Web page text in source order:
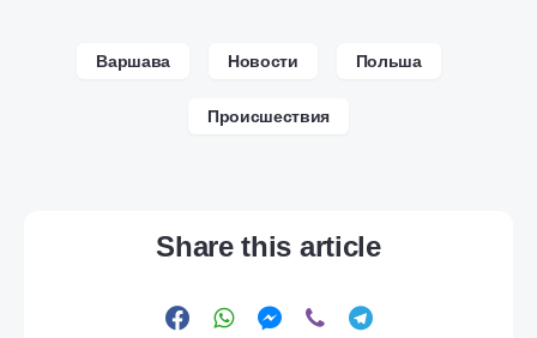
Варшава Новости Польша
Происшествия
Share this article